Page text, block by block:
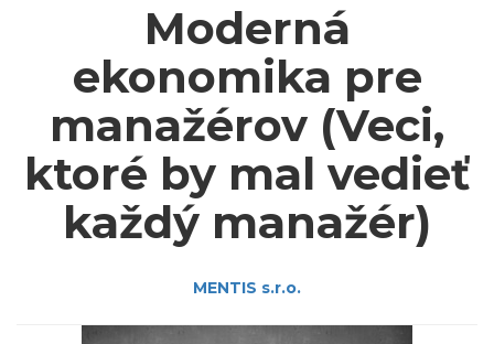
Moderná
ekonomika pre
manažérov (Veci,
ktoré by mal vedieť
každý manažér)
MENTIS s.r.o.